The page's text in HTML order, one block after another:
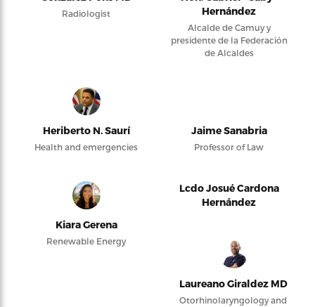
Radiologist
Hernández
Alcalde de Camuy y
presidente de la Federación
de Alcaldes
Heriberto N. Saurí
Health and emergencies
Jaime Sanabria
Professor of Law
Kiara Gerena
Renewable Energy
Lcdo Josué Cardona
Hernández
Laureano Giraldez MD
Otorhinolaryngology and